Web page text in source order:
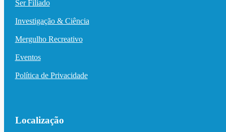
Ser Filiado
Investigação & Ciência
Mergulho Recreativo
Eventos
Política de Privacidade
Localização